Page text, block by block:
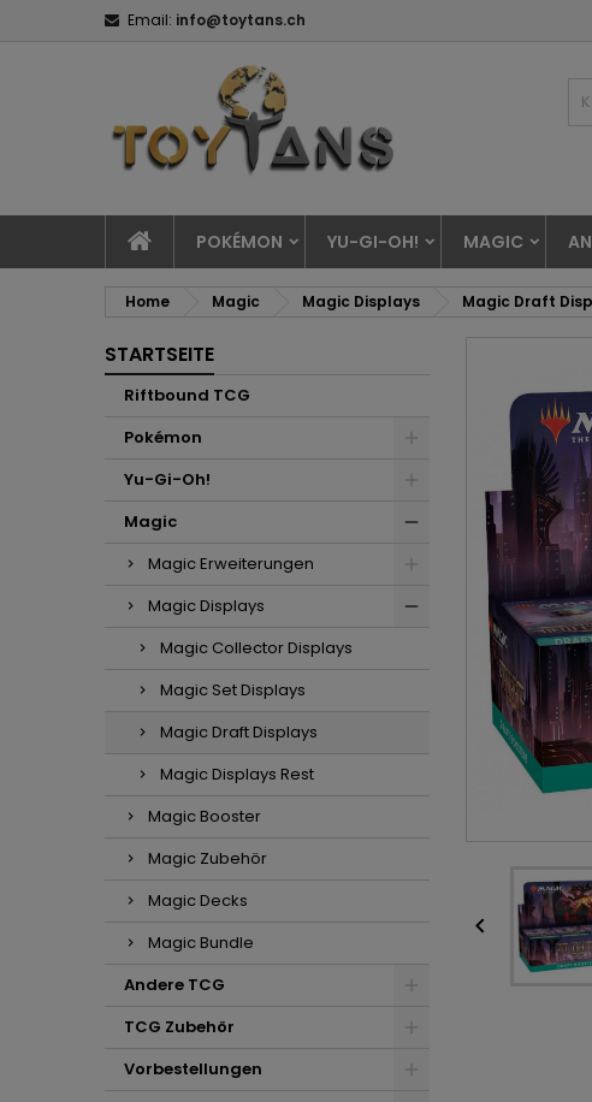
Email: info@toytans.ch
POKÉMON YU-GI-OH! MAGIC
Home Magic Magic Displays Magic Draft
STARTSEITE
Riftbound TCG
Pokémon
Yu-Gi-Oh!
Magic
Magic Erweiterungen
Magic Displays
Magic Collector Displays
Magic Set Displays
Magic Draft Displays
Magic Displays Rest
Magic Booster
Magic Zubehör
Magic Decks
Magic Bundle
Andere TCG
TCG Zubehör
Vorbestellungen
